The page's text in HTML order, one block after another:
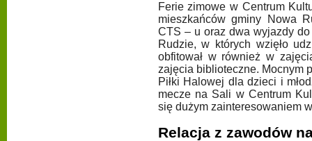
Ferie zimowe w Centrum
mieszkańców gminy Nowa
CTS – u oraz dwa wyjazdy
Rudzie, w których wzięło
obfitował w również w
zajęcia biblioteczne. Mocnym
Piłki Halowej dla dzieci i
mecze na Sali w Centrum
się dużym zainteresowaniem
Relacja z zawodów